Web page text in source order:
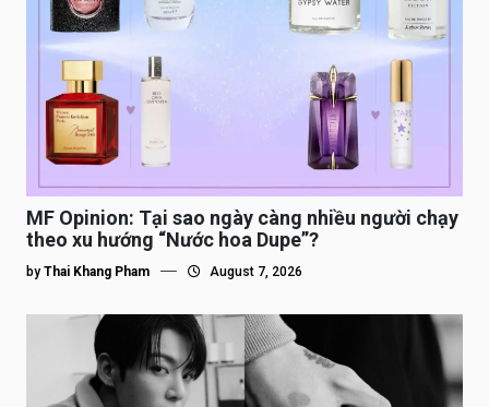
MF Opinion: Tại sao ngày càng nhiều người chạy
theo xu hướng “Nước hoa Dupe”?
by Thai Khang Pham August 7, 2026